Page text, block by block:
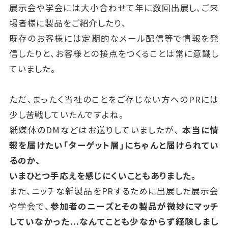
展示会や学会には大小合わせて年に数回出展し、ご来
場者様に製品をご紹介したり、
既存のお客様には定期的なメール配信等で情報を発
信したりと、お客様との接点をつくることは常に意識し
ていました。
ただ、まったく当社のことをご存じない方へのPRには
少し苦戦していたんですよね。
紙媒体のDMなどはお送りしていましたが、本当に情
報を届けたい「ターゲット層」にちゃんと届けられてい
るのか、
いまひとつ手応えを感じにくいこともありました。
また、ニッチな新製品をPRするために出展した展示会
や学会で、 参加者のニーズとその製品が微妙にマッチ
していなかった...なんてことも少なからず経験しまし